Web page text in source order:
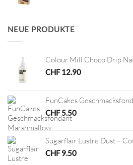
NEUE PRODUKTE
Colour Mill Choco Drip
CHF12.90
FunCakes
CHF5.50
Sugarflair Lustre Dust –
CHF9.50